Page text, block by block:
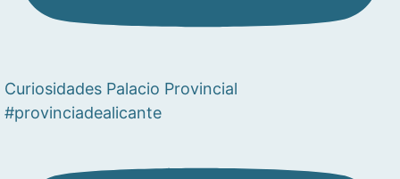
Curiosidades Palacio Provincial
#provinciadealicante